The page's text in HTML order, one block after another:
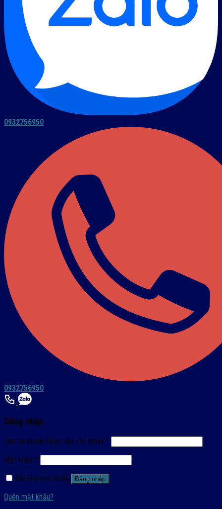
0932756950
0932756950
Đăng nhập
Tên tài khoản hoặc địa chỉ email *
Mật khẩu *
Ghi nhớ mật khẩu
Đăng nhập
Quên mật khẩu?